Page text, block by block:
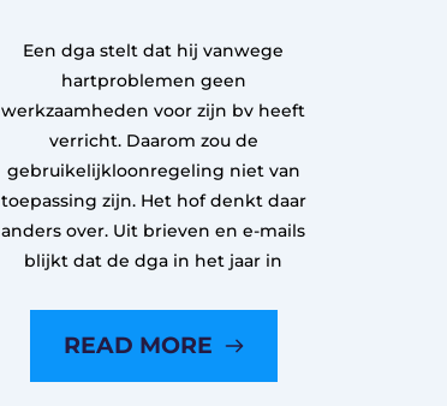
Een dga stelt dat hij vanwege
hartproblemen geen
werkzaamheden voor zijn bv heeft
verricht. Daarom zou de
gebruikelijkloonregeling niet van
toepassing zijn. Het hof denkt daar
anders over. Uit brieven en e-mails
blijkt dat de dga in het jaar in
READ MORE